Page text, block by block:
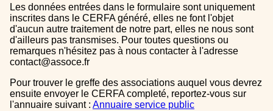
Les données entrées dans le formulaire sont uniquement
inscrites dans le CERFA généré, elles ne font l'objet
d'aucun autre traitement de notre part, elles ne nous sont
d'ailleurs pas transmises. Pour toutes questions ou
remarques n'hésitez pas à nous contacter à l'adresse
contact@assoce.fr
Pour trouver le greffe des associations auquel vous devrez
ensuite envoyer le CERFA completé, reportez-vous sur
l'annuaire suivant : Annuaire service public